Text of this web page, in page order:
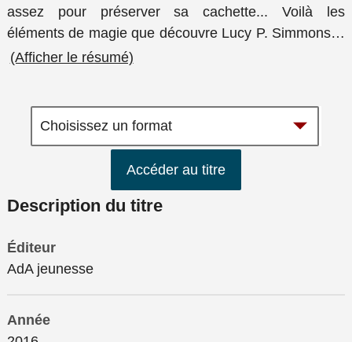
assez pour préserver sa cachette... Voilà les
éléments de magie que découvre Lucy P. Simmons…
(Afficher le résumé)
Accéder au titre
Description du titre
Éditeur
AdA jeunesse
Année